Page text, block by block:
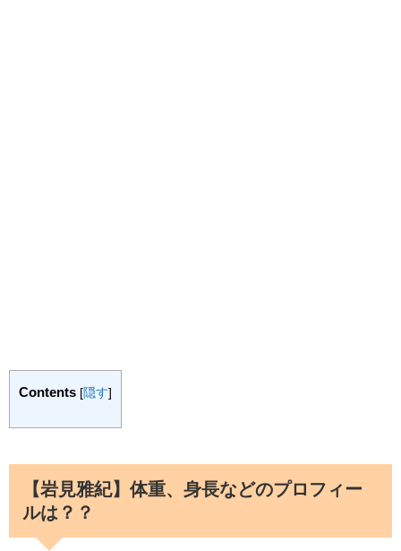
Contents [隠す]
【岩見雅紀】体重、身長などのプロフィー
ルは？？